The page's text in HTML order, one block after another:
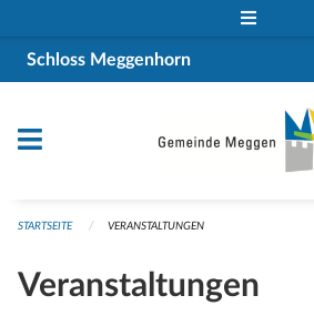
Schloss Meggenhorn
STARTSEITE VERANSTALTUNGEN
Veranstaltungen